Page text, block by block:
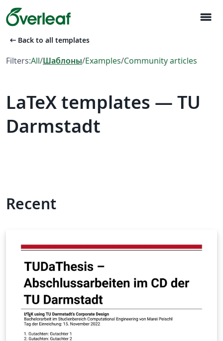
menu
arrow_left_alt Back to all templates
Filters:All/Шаблоны/Examples/Community articles
LaTeX templates — TU
Darmstadt
Recent